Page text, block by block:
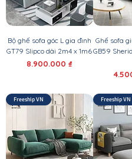
Bộ ghế sofa góc L gia đình
GT79 Slipco dài 2m4 x 1m6
Giá
8.900.000 ₫
Ghế sofa
GB59
Giá
Freeship VN Freeship VN